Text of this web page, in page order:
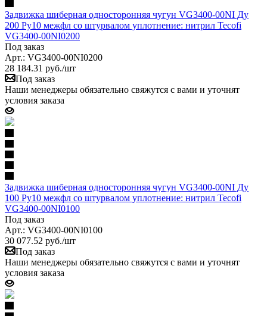
Задвижка шиберная односторонняя чугун VG3400-00NI Ду
200 Ру10 межфл со штурвалом уплотнение: нитрил Tecofi
VG3400-00NI0200
Под заказ
Арт.: VG3400-00NI0200
28 184.31 руб./шт
Под заказ
Наши менеджеры обязательно свяжутся с вами и уточнят
условия заказа
Задвижка шиберная односторонняя чугун VG3400-00NI Ду
100 Ру10 межфл со штурвалом уплотнение: нитрил Tecofi
VG3400-00NI0100
Под заказ
Арт.: VG3400-00NI0100
30 077.52 руб./шт
Под заказ
Наши менеджеры обязательно свяжутся с вами и уточнят
условия заказа